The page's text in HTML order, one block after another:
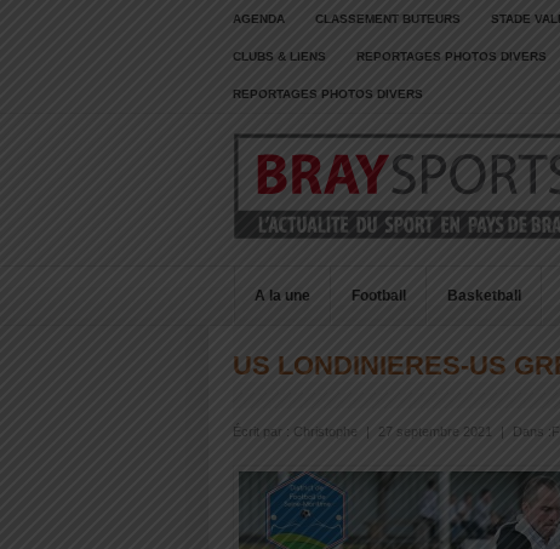
AGENDA CLASSEMENT BUTEURS STADE
CLUBS & LIENS REPORTAGES PHOTOS DIVERS
REPORTAGES PHOTOS DIVERS
A la une Football Basketball
US LONDINIERES-US
Écrit par : Christophe 27 septembre 2021 Dans :